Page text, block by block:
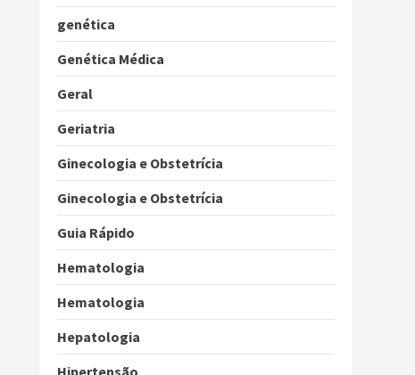
genética
Genética Médica
Geral
Geriatria
Ginecologia e Obstetrícia
Ginecologia e Obstetrícia
Guia Rápido
Hematologia
Hematologia
Hepatologia